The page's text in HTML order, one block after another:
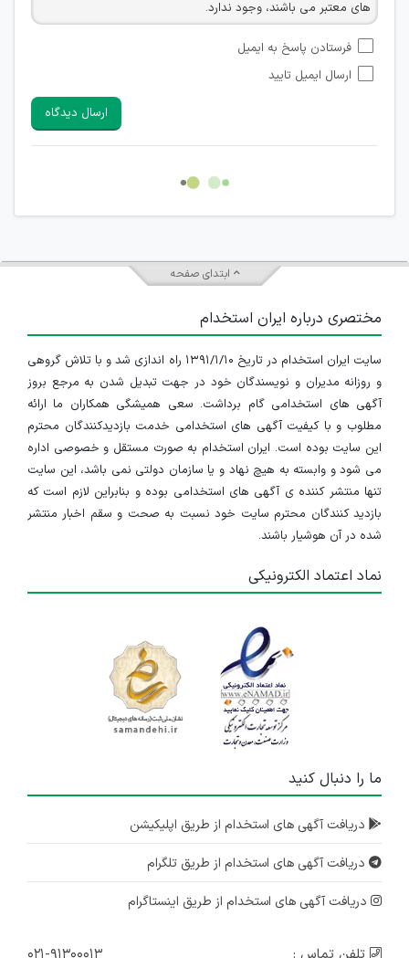
های معتبر می باشند، وجود ندارد.
شبکه های مجازی ارتباطی می باشند وجود ندارد.
امکان تأیید نظرات کاربرانی که به هر طریقی قصد مأیوس کردن
هرگونه تحریک، تحقیر و کنایه به سایر افراد (مسئول و غیر مسئول)
غیر مجاز می باشد.
امکان هماهنگی برای هرگونه ملاقات حضوری چه به صورت دسته
فرستادن پاسخ به ایمیل
ارسال ایمیل تایید
ارسال دیدگاه
ابتدای صفحه
مختصری درباره ایران استخدام
سایت ایران استخدام در تاریخ ۱۳۹۱/۱/۱۰ راه اندازی شد و با تلاش گروهی
و روزانه مدیران و نویسندگان خود در جهت تبدیل شدن به مرجع بروز
آگهی های استخدامی گام برداشت. سعی همیشگی همکاران ما ارائه
مطلوب و با کیفیت آگهی های استخدامی خدمت بازدیدکنندگان محترم
این سایت بوده است. ایران استخدام به صورت مستقل و خصوصی اداره
می شود و وابسته به هیچ نهاد و یا سازمان دولتی نمی باشد، این سایت
تنها منتشر کننده ی آگهی های استخدامی بوده و بنابراین لازم است که
بازدید کنندگان محترم سایت خود نسبت به صحت و سقم اخبار منتشر
شده در آن هوشیار باشند.
نماد اعتماد الکترونیکی
ما را دنبال کنید
دریافت آگهی های استخدام از طریق اپلیکیشن
دریافت آگهی های استخدام از طریق تلگرام
دریافت آگهی های استخدام از طریق اینستاگرام